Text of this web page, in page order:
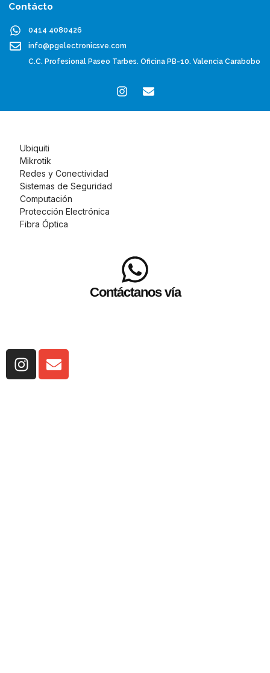
Contácto
0414 4080426
info@pgelectronicsve.com
C.C. Profesional Paseo Tarbes. Oficina PB-10. Valencia Carabobo
Ubiquiti
Mikrotik
Redes y Conectividad
Sistemas de Seguridad
Computación
Protección Electrónica
Fibra Óptica
Contáctanos vía